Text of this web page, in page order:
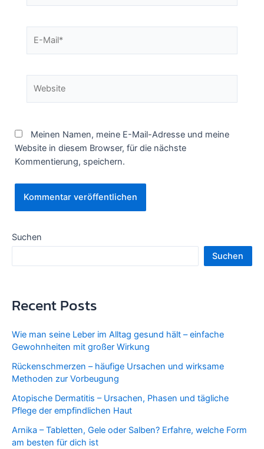
Mail*
Meinen Namen, meine E-Mail-Adresse und meine
Website in diesem Browser, für die nächste
Kommentierung, speichern.
Suchen
Suchen
Recent Posts
Wie man seine Leber im Alltag gesund hält – einfache
Gewohnheiten mit großer Wirkung
Rückenschmerzen – häufige Ursachen und wirksame
Methoden zur Vorbeugung
Atopische Dermatitis – Ursachen, Phasen und tägliche
Pflege der empfindlichen Haut
Arnika – Tabletten, Gele oder Salben? Erfahre, welche Form
am besten für dich ist